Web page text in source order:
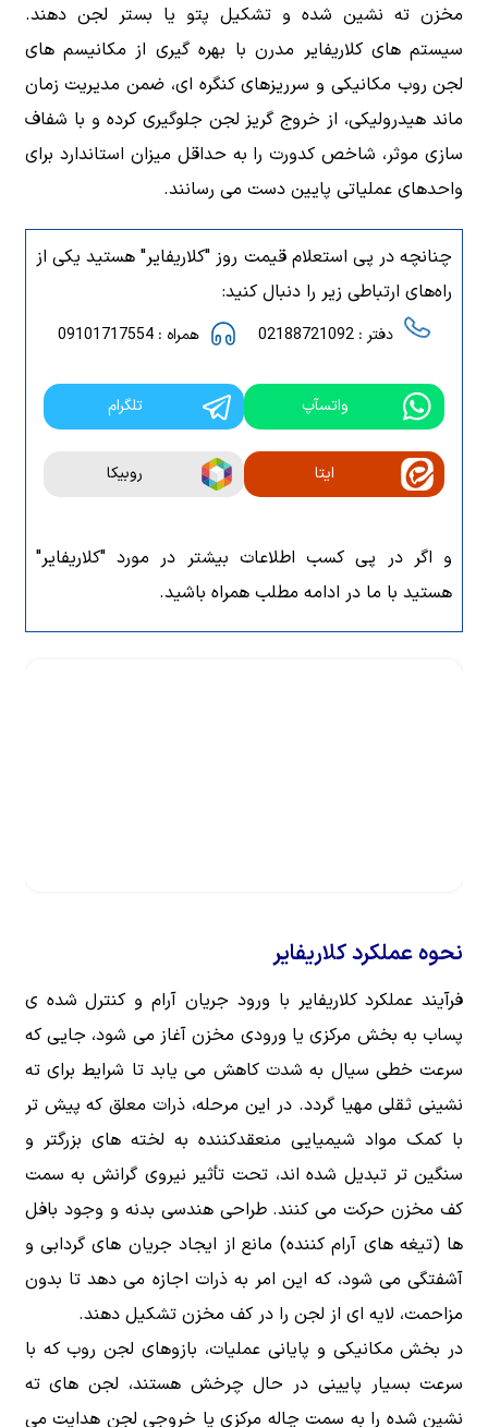
مخزن ته نشین شده و تشکیل پتو یا بستر لجن دهند.
سیستم های کلاریفایر مدرن با بهره گیری از مکانیسم های
لجن روب مکانیکی و سرریزهای کنگره ای، ضمن مدیریت زمان
ماند هیدرولیکی، از خروج گریز لجن جلوگیری کرده و با شفاف
سازی موثر، شاخص کدورت را به حداقل میزان استاندارد برای
واحدهای عملیاتی پایین دست می رسانند.
چنانچه در پی استعلام قیمت روز "کلاریفایر" هستید یکی از
راه‌های ارتباطی زیر را دنبال کنید:
دفتر : 02188721092 همراه : 09101717554
واتسآپ تلگرام
ایتا روبیکا
و اگر در پی کسب اطلاعات بیشتر در مورد "کلاریفایر"
هستید با ما در ادامه مطلب همراه باشید.
نحوه عملکرد کلاریفایر
فرآیند عملکرد کلاریفایر با ورود جریان آرام و کنترل شده ی
پساب به بخش مرکزی یا ورودی مخزن آغاز می شود، جایی که
سرعت خطی سیال به شدت کاهش می یابد تا شرایط برای ته
نشینی ثقلی مهیا گردد. در این مرحله، ذرات معلق که پیش تر
با کمک مواد شیمیایی منعقدکننده به لخته های بزرگتر و
سنگین تر تبدیل شده اند، تحت تأثیر نیروی گرانش به سمت
کف مخزن حرکت می کنند. طراحی هندسی بدنه و وجود بافل
ها (تیغه های آرام کننده) مانع از ایجاد جریان های گردابی و
آشفتگی می شود، که این امر به ذرات اجازه می دهد تا بدون
مزاحمت، لایه ای از لجن را در کف مخزن تشکیل دهند.
در بخش مکانیکی و پایانی عملیات، بازوهای لجن روب که با
سرعت بسیار پایینی در حال چرخش هستند، لجن های ته
نشین شده را به سمت چاله مرکزی یا خروجی لجن هدایت می